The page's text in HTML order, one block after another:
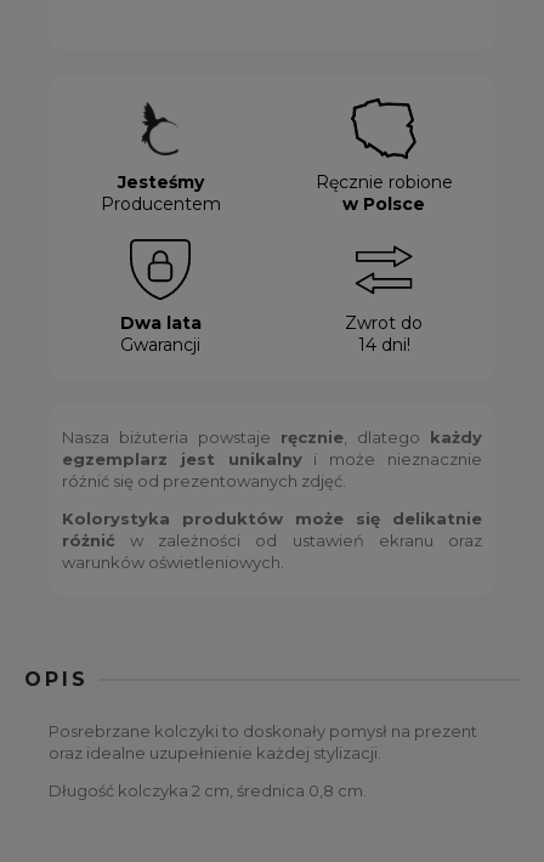
Jesteśmy
Producentem
Ręcznie robione
w Polsce
Dwa lata
Gwarancji
Zwrot do
14 dni!
Nasza biżuteria powstaje ręcznie, dlatego każdy
egzemplarz jest unikalnyi może nieznacznie
różnić się od prezentowanych zdjęć.
Kolorystyka produktów może się delikatnie
różnić w zależności od ustawień ekranu oraz
warunków oświetleniowych.
OPIS
Posrebrzane kolczyki to doskonały pomysł na prezent
oraz idealne uzupełnienie każdej stylizacji.
Długość kolczyka 2 cm, średnica 0,8 cm.